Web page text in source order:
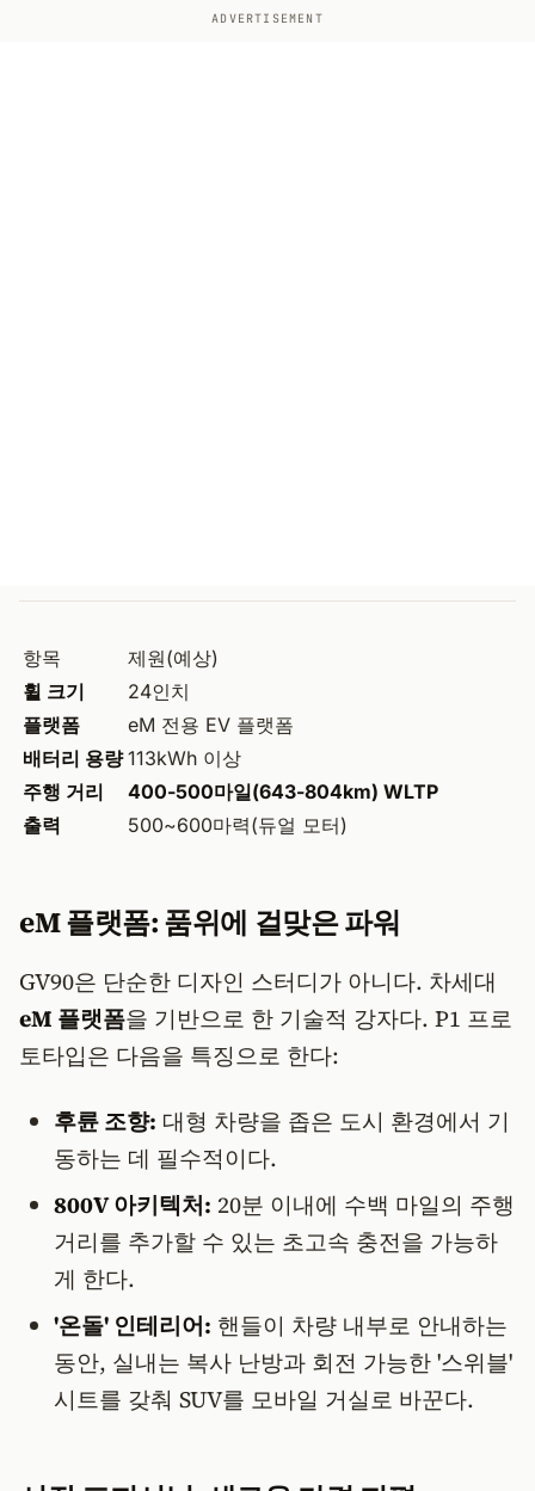
ADVERTISEMENT
항목
제원(예상)
휠 크기
24인치
플랫폼
eM 전용 EV 플랫폼
배터리 용량 113kWh 이상
주행 거리
400-500마일(643-804km) WLTP
출력
500~600마력(듀얼 모터)
eM 플랫폼: 품위에 걸맞은 파워
GV90은 단순한 디자인 스터디가 아니다. 차세대
eM 플랫폼을 기반으로 한 기술적 강자다. P1 프로
토타입은 다음을 특징으로 한다:
후륜 조향: 대형 차량을 좁은 도시 환경에서 기
동하는 데 필수적이다.
800V 아키텍처: 20분 이내에 수백 마일의 주행
거리를 추가할 수 있는 초고속 충전을 가능하
게 한다.
'온돌' 인테리어: 핸들이 차량 내부로 안내하는
동안, 실내는 복사 난방과 회전 가능한 '스위블'
시트를 갖춰 SUV를 모바일 거실로 바꾼다.